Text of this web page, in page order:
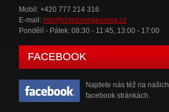
Mobil: +420 777 214 316
E-mail: info@chiptuningkucera.cz
Pondělí - Pátek: 08:30 - 11:45, 13:00 - 17:00
FACEBOOK
Najdete nás též na našich
facebook stránkách.